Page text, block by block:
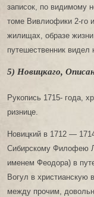
записок, по видимому
томе Вивлиофики 2-го
жилищах, образе
путешественник видел
5) Новицкаго,
Рукопись 1715- года,
ризнице.
Новицкий в 1712 —
Сибирскому Филофею
именем Феодора) в
Вогул в христианскую
между прочим,